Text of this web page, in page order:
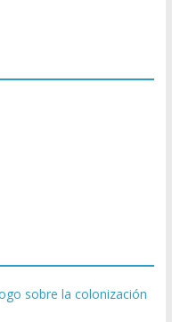
sobre la colonización